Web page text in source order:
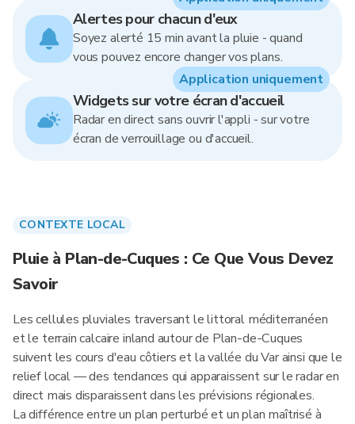
Alertes pour chacun d'eux
Soyez alerté 15 min avant la pluie - quand
vous pouvez encore changer vos plans.
Widgets sur votre écran d'accueil
Radar en direct sans ouvrir l'appli - sur votre
écran de verrouillage ou d'accueil.
Application uniquement
CONTEXTE LOCAL
Pluie à Plan-de-Cuques : Ce Que Vous Devez
Savoir
Les cellules pluviales traversant le littoral méditerranéen
et le terrain calcaire inland autour de Plan-de-Cuques
suivent les cours d'eau côtiers et la vallée du Var ainsi que le
relief local — des tendances qui apparaissent sur le radar en
direct mais disparaissent dans les prévisions régionales.
La différence entre un plan perturbé et un plan maîtrisé à